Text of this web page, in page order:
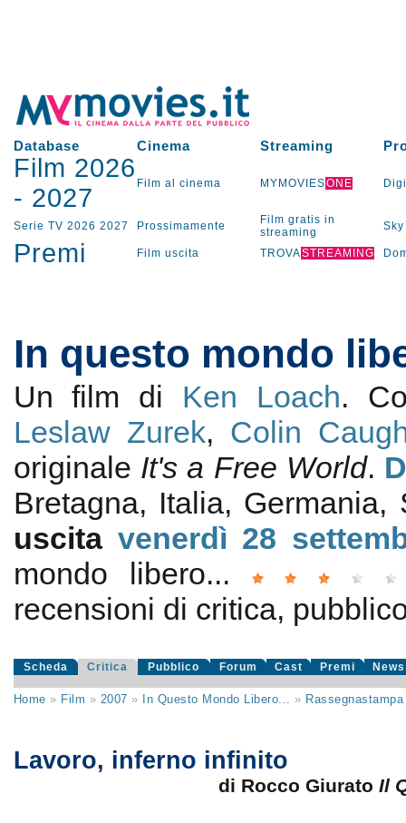
Database Cinema Streaming
Film 2026
- 2027 Film al cinema MYMOVIESONE
Serie TV 2026 2027 Prossimamente
Film gratis in
streaming
Sky
Premi Film uscita TROVASTREAMING
In questo mondo
Un film di Ken Loach.
Leslaw Zurek, Colin
originale It's a Free World.
Bretagna, Italia,
uscita venerdì 28
mondo libero...
recensioni di critica,
Scheda Critica Pubblico Forum Cast Premi News
Home » Film » 2007 » In Questo Mondo Libero... » Rassegnastampa
Lavoro, inferno infinito
di Rocco Giurato Il